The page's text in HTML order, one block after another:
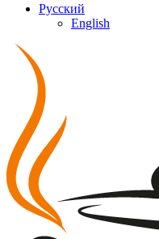
Русский
English